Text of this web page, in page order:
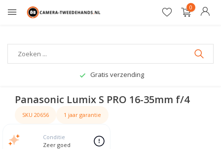
0
Gratis verzending
Panasonic Lumix S PRO 16-35mm f/4
SKU 20656 1 jaar garantie
Conditie
Zeer goed